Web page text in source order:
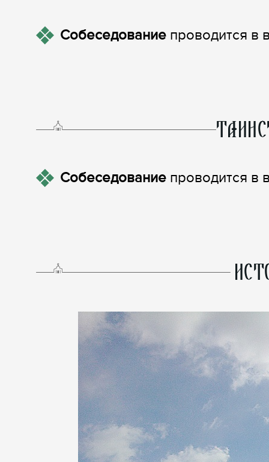
Собеседование проводится в
Собеседование проводится в